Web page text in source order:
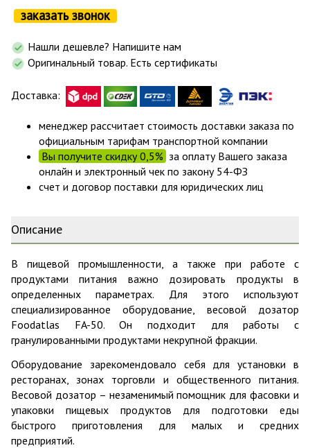
заказать звонок
Нашли дешевле? Напишите нам
Оригинальный товар. Есть сертификаты
Доставка:
менеджер рассчитает стоимость доставки заказа по
официальным тарифам транспортной компании
Вы получите скидку 0,5% за оплату Вашего заказа
онлайн и электронный чек по закону 54-ФЗ
счет и договор поставки для юридических лиц
Описание
В пищевой промышленности, а также при работе с
продуктами питания важно дозировать продукты в
определенных параметрах. Для этого используют
специализированное оборудование, весовой дозатор
Foodatlas FA-50. Он подходит для работы с
гранулированными продуктами некрупной фракции.
Оборудование зарекомендовало себя для установки в
ресторанах, зонах торговли и общественного питания.
Весовой дозатор – незаменимый помощник для фасовки и
упаковки пищевых продуктов для подготовки еды
быстрого приготовления для малых и средних
предприятий.